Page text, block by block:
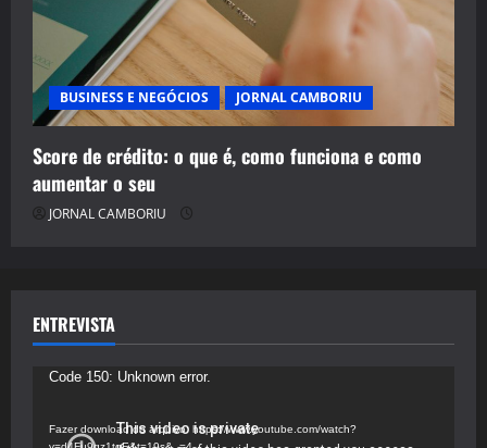
BUSINESS E NEGÓCIOS JORNAL CAMBORIU
Score de crédito: o que é, como funciona e como
aumentar o seu
JORNAL CAMBORIU
ENTREVISTA
Tocador
vídeo
Code 150: Unknown error.
Fazer download do arquivo: https://www.youtube.com/watch?